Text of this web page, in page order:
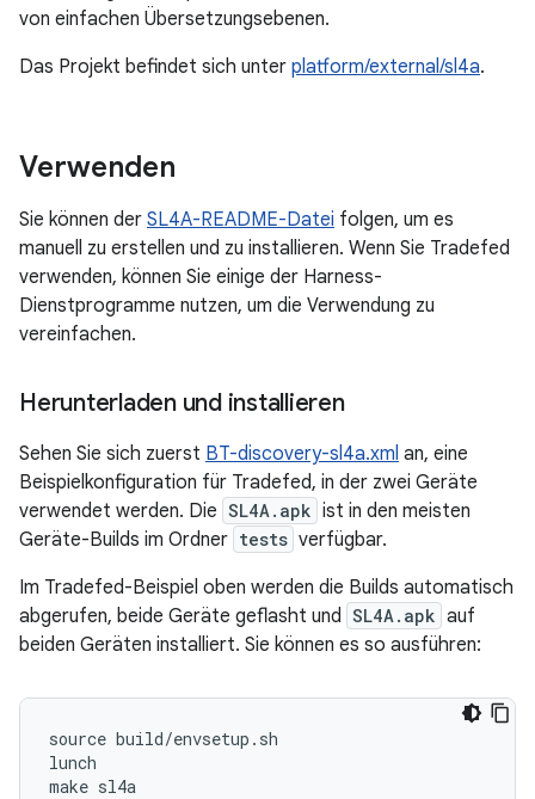
von einfachen Übersetzungsebenen.
Das Projekt befindet sich unter platform/external/sl4a.
Verwenden
Sie können der SL4A-README-Datei folgen, um es
manuell zu erstellen und zu installieren. Wenn Sie Tradefed
verwenden, können Sie einige der Harness-
Dienstprogramme nutzen, um die Verwendung zu
vereinfachen.
Herunterladen und installieren
Sehen Sie sich zuerst BT-discovery-sl4a.xml an, eine
Beispielkonfiguration für Tradefed, in der zwei Geräte
verwendet werden. Die SL4A.apk ist in den meisten
Geräte-Builds im Ordner tests verfügbar.
Im Tradefed-Beispiel oben werden die Builds automatisch
abgerufen, beide Geräte geflasht und SL4A.apk auf
beiden Geräten installiert. Sie können es so ausführen:
source build/envsetup.sh
lunch
make sl4a